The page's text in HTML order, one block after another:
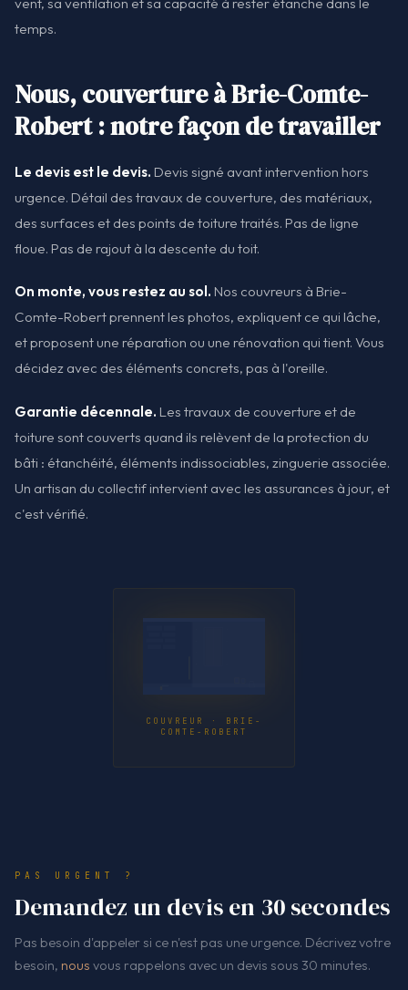
temps.
Nous, couverture à Brie-Comte-
Robert : notre façon de travailler
Le devis est le devis. Devis signé avant intervention hors
urgence. Détail des travaux de couverture, des matériaux,
des surfaces et des points de toiture traités. Pas de ligne
floue. Pas de rajout à la descente du toit.
On monte, vous restez au sol. Nos couvreurs à Brie-
Comte-Robert prennent les photos, expliquent ce qui lâche,
et proposent une réparation ou une rénovation qui tient. Vous
décidez avec des éléments concrets, pas à l'oreille.
Garantie décennale. Les travaux de couverture et de
toiture sont couverts quand ils relèvent de la protection du
bâti : étanchéité, éléments indissociables, zinguerie associée.
Un artisan du collectif intervient avec les assurances à jour, et
c'est vérifié.
COUVREUR · BRIE-
COMTE-ROBERT
PAS URGENT ?
Demandez un devis en 30 secondes
Pas besoin d'appeler si ce n'est pas une urgence. Décrivez votre
besoin, nous vous rappelons avec un devis sous 30 minutes.